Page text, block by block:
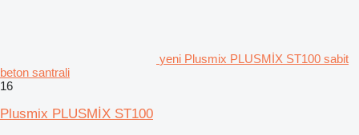
yeni Plusmix PLUSMİX ST100 sabit
beton santrali
16
Plusmix PLUSMİX ST100